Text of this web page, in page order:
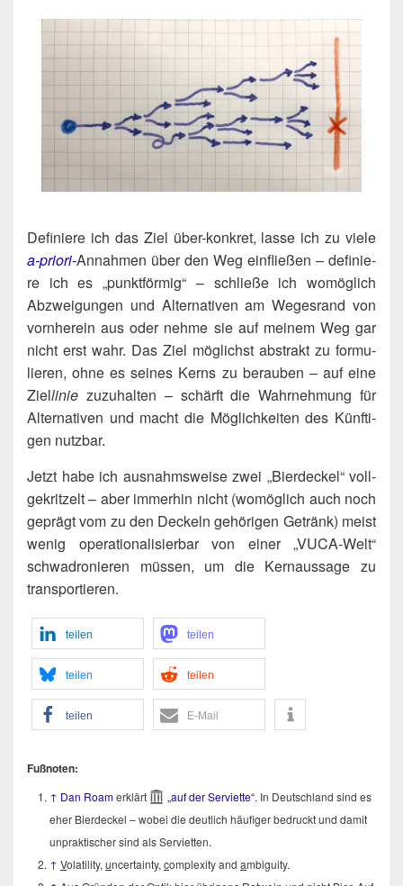
Defi­nie­re ich das Ziel über-kon­kret, las­se ich zu vie­le
a‑prio­ri-Annah­men über den Weg ein­flie­ßen – defi­nie­
re ich es „punkt­för­mig“ – schlie­ße ich womög­lich
Abzwei­gun­gen und Alter­na­ti­ven am Weges­rand von
vorn­her­ein aus oder neh­me sie auf mei­nem Weg gar
nicht erst wahr. Das Ziel mög­lichst abs­trakt zu for­mu­
lie­ren, ohne es sei­nes Kerns zu berau­ben – auf eine
Ziellinie zuzu­hal­ten – schärft die Wahr­neh­mung für
Alter­na­ti­ven und macht die Mög­lich­kei­ten des Künf­ti­
gen nutzbar.
Jetzt habe ich aus­nahms­wei­se zwei „Bier­de­ckel“ voll­
ge­krit­zelt – aber immer­hin nicht (womög­lich auch noch
geprägt vom zu den Deckeln gehö­ri­gen Getränk) meist
wenig ope­ra­tio­na­li­sier­bar von einer „VUCA-Welt“
schwa­dro­nie­ren müs­sen, um die Kern­aus­sa­ge zu
transportieren.
tei­len tei­len
tei­len tei­len
tei­len E‑Mail
Fuß­no­ten:
↑ Dan Roamerklärt „auf der Ser­vi­et­te“. In Deutsch­land sind es
eher Bier­de­ckel – wobei die deut­lich häu­fi­ger bedruckt und damit
unprak­ti­scher sind als Servietten.
↑ Vola­ti­li­ty, uncer­tain­ty, comple­xi­ty and ambi­gui­ty.